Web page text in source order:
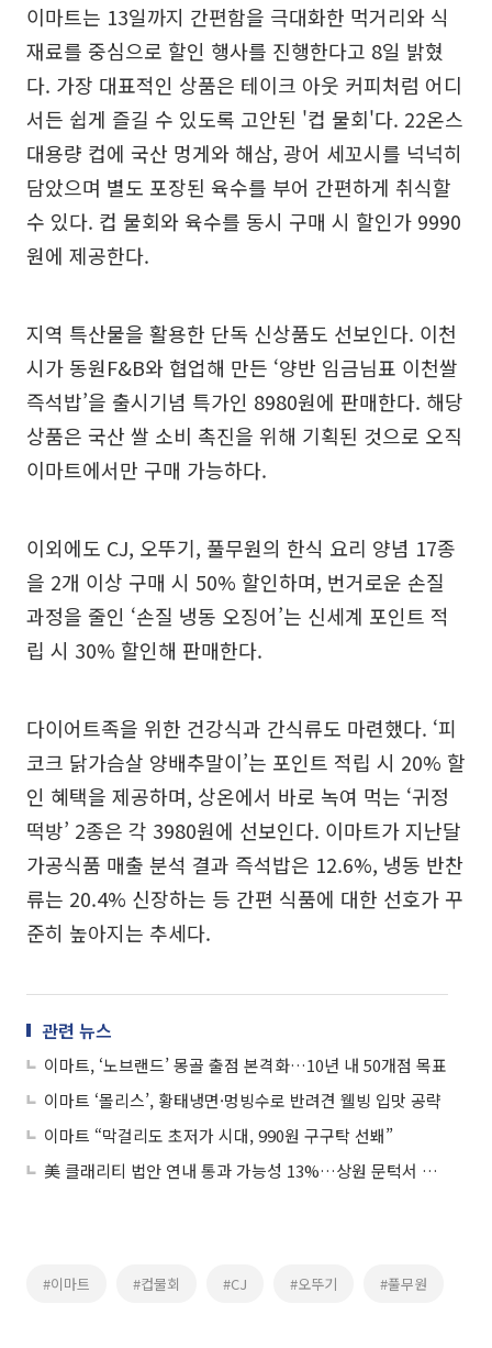
이마트는 13일까지 간편함을 극대화한 먹거리와 식
재료를 중심으로 할인 행사를 진행한다고 8일 밝혔
다. 가장 대표적인 상품은 테이크 아웃 커피처럼 어디
서든 쉽게 즐길 수 있도록 고안된 '컵 물회'다. 22온스
대용량 컵에 국산 멍게와 해삼, 광어 세꼬시를 넉넉히
담았으며 별도 포장된 육수를 부어 간편하게 취식할
수 있다. 컵 물회와 육수를 동시 구매 시 할인가 9990
원에 제공한다.
지역 특산물을 활용한 단독 신상품도 선보인다. 이천
시가 동원F&B와 협업해 만든 ‘양반 임금님표 이천쌀
즉석밥’을 출시기념 특가인 8980원에 판매한다. 해당
상품은 국산 쌀 소비 촉진을 위해 기획된 것으로 오직
이마트에서만 구매 가능하다.
이외에도 CJ, 오뚜기, 풀무원의 한식 요리 양념 17종
을 2개 이상 구매 시 50% 할인하며, 번거로운 손질
과정을 줄인 ‘손질 냉동 오징어’는 신세계 포인트 적
립 시 30% 할인해 판매한다.
다이어트족을 위한 건강식과 간식류도 마련했다. ‘피
코크 닭가슴살 양배추말이’는 포인트 적립 시 20% 할
인 혜택을 제공하며, 상온에서 바로 녹여 먹는 ‘귀정
떡방’ 2종은 각 3980원에 선보인다. 이마트가 지난달
가공식품 매출 분석 결과 즉석밥은 12.6%, 냉동 반찬
류는 20.4% 신장하는 등 간편 식품에 대한 선호가 꾸
준히 높아지는 추세다.
관련 뉴스
이마트, ‘노브랜드’ 몽골 출점 본격화…10년 내 50개점 목표
이마트 ‘몰리스’, 황태냉면·멍빙수로 반려견 웰빙 입맛 공략
이마트 “막걸리도 초저가 시대, 990원 구구탁 선봬”
美 클래리티 법안 연내 통과 가능성 13%…상원 문턱서 제동
#이마트 #컵물회 #CJ #오뚜기 #풀무원